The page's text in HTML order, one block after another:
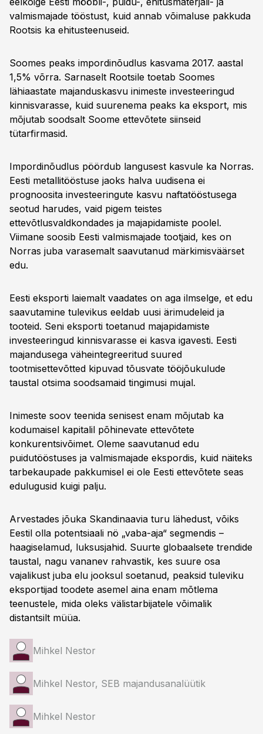
valmismajade tööstust, kuid annab võimaluse pakkuda
Rootsis ka ehitusteenuseid.
Soomes peaks impordinõudlus kasvama 2017. aastal
1,5% võrra. Sarnaselt Rootsile toetab Soomes
lähiaastate majanduskasvu inimeste investeeringud
kinnisvarasse, kuid suurenema peaks ka eksport, mis
mõjutab soodsalt Soome ettevõtete siinseid
tütarfirmasid.
Impordinõudlus pöördub langusest kasvule ka Norras.
Eesti metallitööstuse jaoks halva uudisena ei
prognoosita investeeringute kasvu naftatööstusega
seotud harudes, vaid pigem teistes
ettevõtlusvaldkondades ja majapidamiste poolel.
Viimane soosib Eesti valmismajade tootjaid, kes on
Norras juba varasemalt saavutanud märkimisväärset
edu.
Eesti eksporti laiemalt vaadates on aga ilmselge, et edu
saavutamine tulevikus eeldab uusi ärimudeleid ja
tooteid. Seni eksporti toetanud majapidamiste
investeeringud kinnisvarasse ei kasva igavesti. Eesti
majandusega väheintegreeritud suured
tootmisettevõtted kipuvad tõusvate tööjõukulude
taustal otsima soodsamaid tingimusi mujal.
Inimeste soov teenida senisest enam mõjutab ka
kodumaisel kapitalil põhinevate ettevõtete
konkurentsivõimet. Oleme saavutanud edu
puidutööstuses ja valmismajade ekspordis, kuid näiteks
tarbekaupade pakkumisel ei ole Eesti ettevõtete seas
edulugusid kuigi palju.
Arvestades jõuka Skandinaavia turu lähedust, võiks
Eestil olla potentsiaali nö „vaba-aja“ segmendis –
haagiselamud, luksusjahid. Suurte globaalsete trendide
taustal, nagu vananev rahvastik, kes suure osa
vajalikust juba elu jooksul soetanud, peaksid tuleviku
eksportijad toodete asemel aina enam mõtlema
teenustele, mida oleks välistarbijatele võimalik
distantsilt müüa.
Mihkel Nestor
Mihkel Nestor, SEB majandusanalüütik
Mihkel Nestor